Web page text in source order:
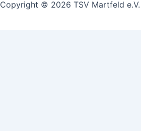
Copyright © 2026 TSV Martfeld